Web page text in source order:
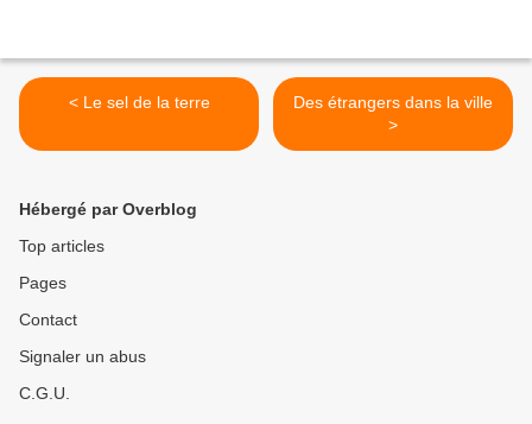
< Le sel de la terre
Des étrangers dans la ville
>
Hébergé par Overblog
Top articles
Pages
Contact
Signaler un abus
C.G.U.